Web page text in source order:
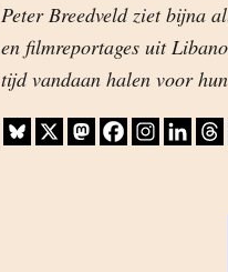
Peter Breedveld ziet bijna
en filmreportages uit
tijd vandaan halen voor